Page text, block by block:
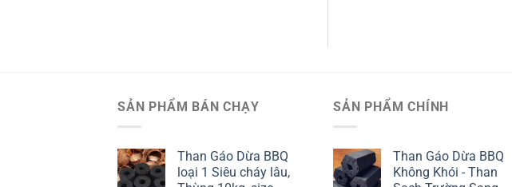
SẢN PHẨM BÁN CHẠY
Than Gáo Dừa BBQ
loại 1 Siêu cháy lâu,
SẢN PHẨM CHÍNH
Than Gáo Dừa BBQ
Không Khói - Than